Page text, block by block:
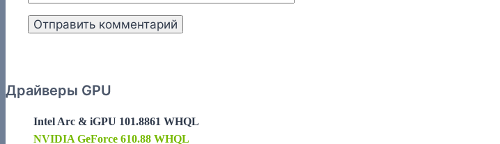
Драйверы GPU
Intel Arc & iGPU 101.8861 WHQL
NVIDIA GeForce 610.88 WHQL